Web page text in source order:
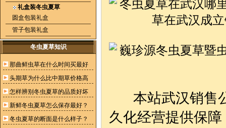
礼盒装冬虫夏草
圆盒包装礼盒
管子包装礼盒
冬虫夏草知识
那曲鲜虫草在什么时间买最好
头期草为什么比中期草价格高
怎样辨别冬虫夏草的品质好坏
新鲜冬虫夏草怎么保存最好？
冬虫夏草的断面是什么样子？
本站武汉销售公
久化经营提供保